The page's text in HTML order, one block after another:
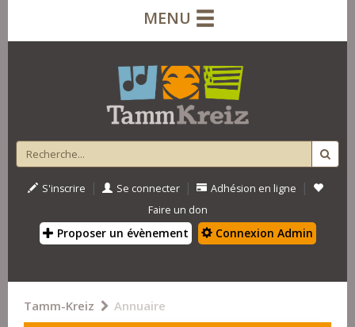
MENU
S'inscrire | Se connecter | Adhésion en ligne |
Faire un don
Proposer un évènement Connexion Admin
Tamm-Kreiz Annuaire